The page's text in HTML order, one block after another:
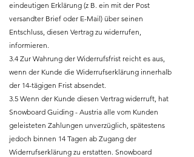
eindeutigen Erklärung (z B. ein mit der Post
versandter Brief oder E-Mail) über seinen
Entschluss, diesen Vertrag zu widerrufen,
informieren.
3.4 Zur Wahrung der Widerrufsfrist reicht es aus,
wenn der Kunde die Widerrufserklärung innerhalb
der 14-tägigen Frist absendet.
3.5 Wenn der Kunde diesen Vertrag widerruft, hat
Snowboard Guiding - Austria alle vom Kunden
geleisteten Zahlungen unverzüglich, spätestens
jedoch binnen 14 Tagen ab Zugang der
Widerrufserklärung zu erstatten. Snowboard